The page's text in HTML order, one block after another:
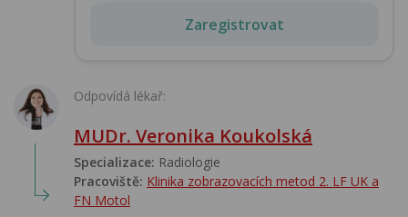
Zaregistrovat
Odpovídá lékař:
MUDr. Veronika Koukolská
Specializace: Radiologie
Pracoviště: Klinika zobrazovacích metod 2. LF UK a
FN Motol